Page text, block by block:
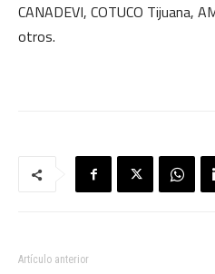
CANADEVI, COTUCO Tijuana,
otros.
Artículo anterior